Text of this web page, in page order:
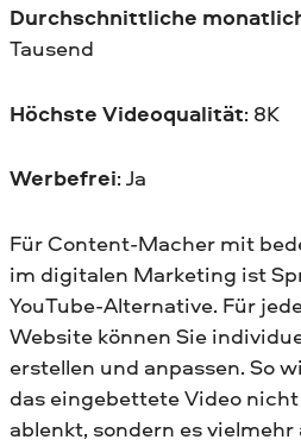
Durchschnittliche
Tausend
Höchste Videoqualität: 8K
Werbefrei: Ja
Für Content-Macher mit
im digitalen Marketing ist
YouTube-Alternative. Für
Website können Sie
erstellen und anpassen. So
das eingebettete Video
ablenkt, sondern es